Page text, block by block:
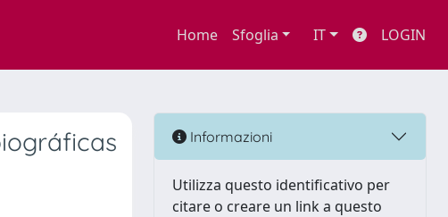
Home Sfoglia IT LOGIN
Informazioni
Utilizza questo identificativo per
citare o creare un link a questo